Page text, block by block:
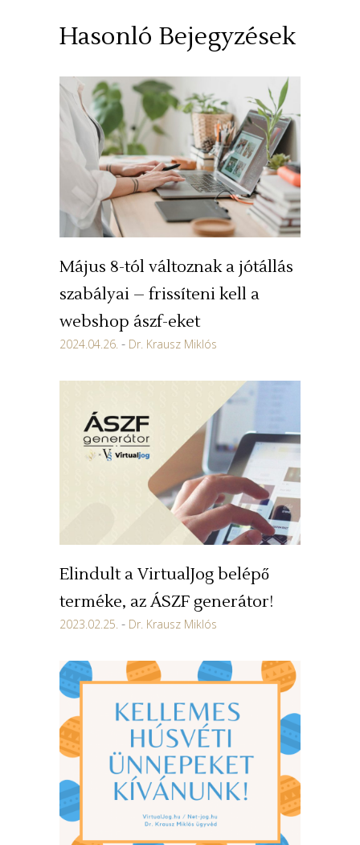
Hasonló Bejegyzések
Május 8-tól változnak a jótállás
szabályai – frissíteni kell a
webshop ászf-eket
2024.04.26. Dr. Krausz Miklós
Elindult a VirtualJog belépő
terméke, az ÁSZF generátor!
2023.02.25. Dr. Krausz Miklós